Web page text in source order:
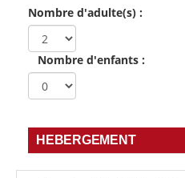
Nombre d'adulte(s) :
Nombre d'enfants :
HEBERGEMENT